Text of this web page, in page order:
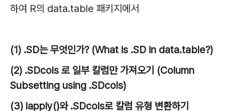
하여 R의 data.table 패키지에서
(1) .SD는 무엇인가? (What is .SD in data.table?)
(2) .SDcols 로 일부 칼럼만 가져오기 (Column
Subsetting using .SDcols)
(3) lapply()와 .SDcols로 칼럼 유형 변환하기